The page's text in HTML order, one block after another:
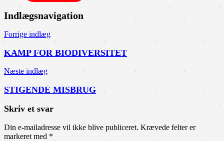
Indlægsnavigation
Forrige indlæg
KAMP FOR BIODIVERSITET
Næste indlæg
STIGENDE MISBRUG
Skriv et svar
Din e-mailadresse vil ikke blive publiceret. Krævede felter er
markeret med *